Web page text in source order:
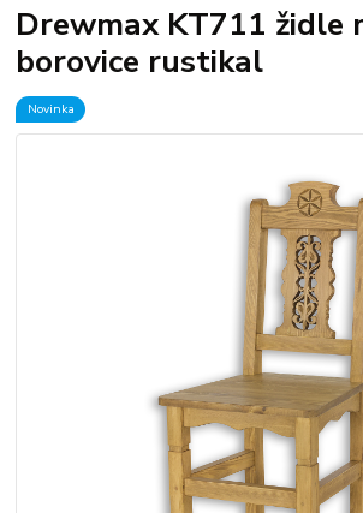
Drewmax KT711 židle
borovice rustikal
Novinka